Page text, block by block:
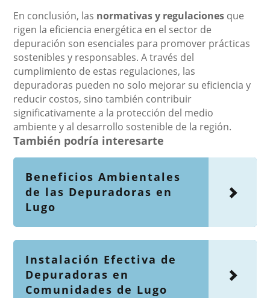
En conclusión, las normativas y regulaciones que
rigen la eficiencia energética en el sector de
depuración son esenciales para promover prácticas
sostenibles y responsables. A través del
cumplimiento de estas regulaciones, las
depuradoras pueden no solo mejorar su eficiencia y
reducir costos, sino también contribuir
significativamente a la protección del medio
ambiente y al desarrollo sostenible de la región.
También podría interesarte
Beneficios Ambientales
de las Depuradoras en
Lugo
Instalación Efectiva de
Depuradoras en
Comunidades de Lugo